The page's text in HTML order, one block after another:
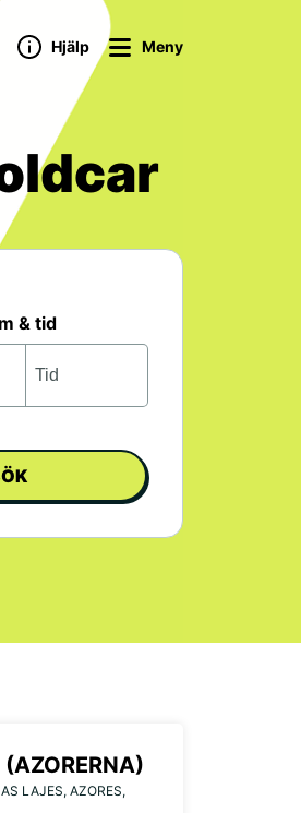
Hjälp Meny
& tid
(AZORERNA)
LAJES, AZORES,